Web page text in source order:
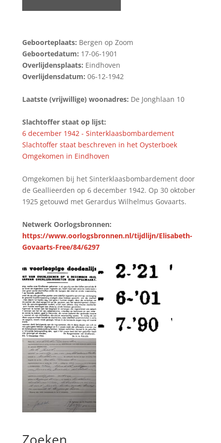
Geboorteplaats: Bergen op Zoom
Geboortedatum: 17-06-1901
Overlijdensplaats: Eindhoven
Overlijdensdatum: 06-12-1942
Laatste (vrijwillige) woonadres: De Jonghlaan 10
Slachtoffer staat op lijst:
6 december 1942 - Sinterklaasbombardement
Slachtoffer staat beschreven in het Oysterboek
Omgekomen in Eindhoven
Omgekomen bij het Sinterklaasbombardement door
de Geallieerden op 6 december 1942. Op 30 oktober
1925 getouwd met Gerardus Wilhelmus Govaarts.
Netwerk Oorlogsbronnen:
https://www.oorlogsbronnen.nl/tijdlijn/Elisabeth-
Govaarts-Free/84/6297